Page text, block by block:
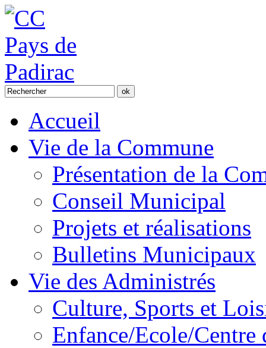
Accueil
Vie de la Commune
Présentation de la
Conseil Municipal
Projets et réalisations
Bulletins Municipaux
Vie des Administrés
Culture, Sports et
Enfance/Ecole/Centre